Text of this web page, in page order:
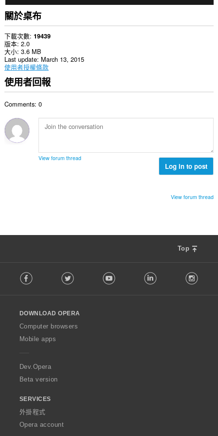
關於桌布
下載次數 19439
版本 2.0
大小 3.6 MB
Last update March 13, 2015
使用者授權條款
使用者回報
Comments: 0
View forum thread
Log in to post
View forum thread
Top
o
w
O
p
a
Facebook Twitter Youtube LinkedIn
DOWNLOAD OPERA
Computer browsers
Mobile apps
Dev.Opera
Beta version
SERVICES
外掛程式
Opera account